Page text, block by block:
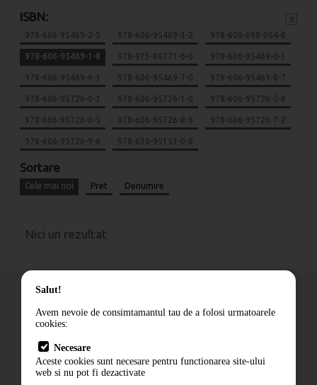
ISBN:
978-606-95469-2-5 978-606-95469-3-2 978-606-698-054-8
978-606-95469-1-8 978-973-88771-6-0 978-606-95469-0-1
978-606-95469-6-3 978-606-95469-7-0 978-606-95469-8-7
978-606-95726-0-3 978-606-95726-1-0 978-606-95726-5-8
978-606-95726-6-5 978-606-95726-8-9 978-606-95726-7-2
978-606-95726-9-6 978-630-95153-0-8
Sortare
Cele mai noi Pret Denumire
Nici un rezultat
Cum comand
Livrare
Contact
Salut!
Avem nevoie de consimtamantul tau de a folosi urmatoarele
cookies:
Necesare
Aceste cookies sunt necesare pentru functionarea site-ului
web si nu pot fi dezactivate